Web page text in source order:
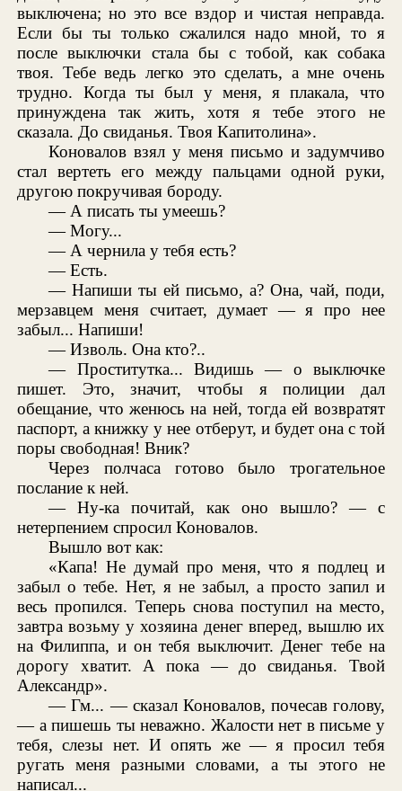
выключена; но это все вздор и чистая неправда.
Если бы ты только сжалился надо мной, то я
после выключки стала бы с тобой, как собака
твоя. Тебе ведь легко это сделать, а мне очень
трудно. Когда ты был у меня, я плакала, что
принуждена так жить, хотя я тебе этого не
сказала. До свиданья. Твоя Капитолина».
Коновалов взял у меня письмо и задумчиво
стал вертеть его между пальцами одной руки,
другою покручивая бороду.
— А писать ты умеешь?
— Могу...
— А чернила у тебя есть?
— Есть.
— Напиши ты ей письмо, а? Она, чай, поди,
мерзавцем меня считает, думает — я про нее
забыл... Напиши!
— Изволь. Она кто?..
— Проститутка... Видишь — о выключке
пишет. Это, значит, чтобы я полиции дал
обещание, что женюсь на ней, тогда ей возвратят
паспорт, а книжку у нее отберут, и будет она с той
поры свободная! Вник?
Через полчаса готово было трогательное
послание к ней.
— Ну-ка почитай, как оно вышло? — с
нетерпением спросил Коновалов.
Вышло вот как:
«Капа! Не думай про меня, что я подлец и
забыл о тебе. Нет, я не забыл, а просто запил и
весь пропился. Теперь снова поступил на место,
завтра возьму у хозяина денег вперед, вышлю их
на Филиппа, и он тебя выключит. Денег тебе на
дорогу хватит. А пока — до свиданья. Твой
Александр».
— Гм... — сказал Коновалов, почесав голову,
— а пишешь ты неважно. Жалости нет в письме у
тебя, слезы нет. И опять же — я просил тебя
ругать меня разными словами, а ты этого не
написал...